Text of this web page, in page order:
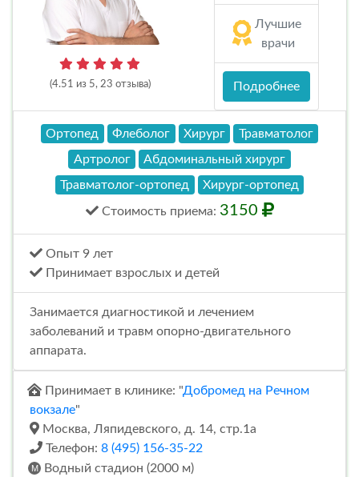
(4.51 из 5, 23 отзыва)
Лучшие
врачи
Подробнее
Ортопед Флеболог Хирург
Травматолог
Артролог
Абдоминальный хирург
Травматолог-ортопед
Хирург-ортопед
Стоимость приема: 3150
Опыт 9 лет
Принимает взрослых и детей
Занимается диагностикой и лечением
заболеваний и травм опорно-двигательного
аппарата.
Принимает в клинике: "Добромед на Речном
вокзале"
Москва, Ляпидевского, д. 14, стр.1а
Телефон: 8 (495) 156-35-22
Водный стадион (2000 м)